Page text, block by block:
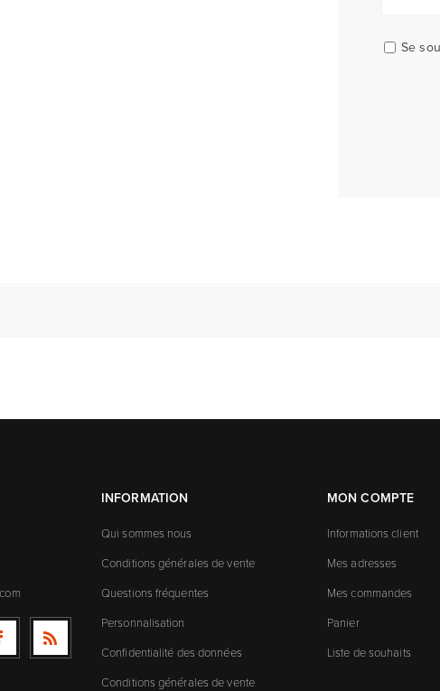
Se
INFORMATION
Qui sommes nous
Conditions générales de vente
Questions fréquentes
Personnalisation
Confidentialité des données
Conditions générales de vente
MON COMPTE
Informations client
Mes adresses
Mes commandes
Panier
Liste de souhaits